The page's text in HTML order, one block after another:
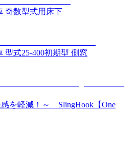
奇数型式用床下
型式25-400初期型 側窓
を軽減！～ SlingHook【One